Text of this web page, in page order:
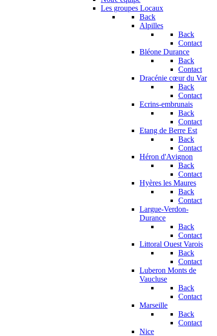
Les groupes Locaux
Back
Alpilles
Back
Contact
Bléone Durance
Back
Contact
Dracénie cœur du Var
Back
Contact
Ecrins-embrunais
Back
Contact
Etang de Berre Est
Back
Contact
Héron d'Avignon
Back
Contact
Hyères les Maures
Back
Contact
Largue-Verdon-
Durance
Back
Contact
Littoral Ouest Varois
Back
Contact
Luberon Monts de
Vaucluse
Back
Contact
Marseille
Back
Contact
Nice